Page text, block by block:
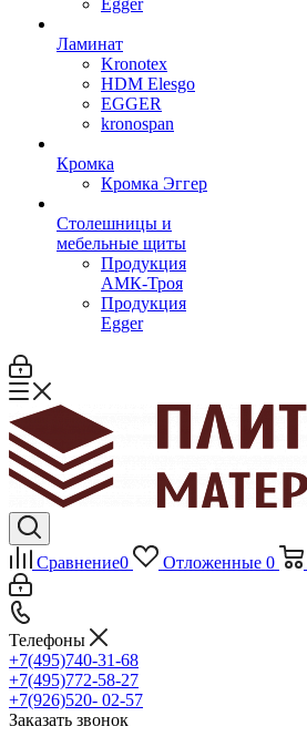
Egger
Ламинат
Kronotex
HDM Elesgo
EGGER
kronospan
Кромка
Кромка Эггер
Столешницы и
мебельные щиты
Продукция
АМК-Троя
Продукция
Egger
Сравнение0 Отложенные 0
Телефоны
+7(495)740-31-68
+7(495)772-58-27
+7(926)520- 02-57
Заказать звонок